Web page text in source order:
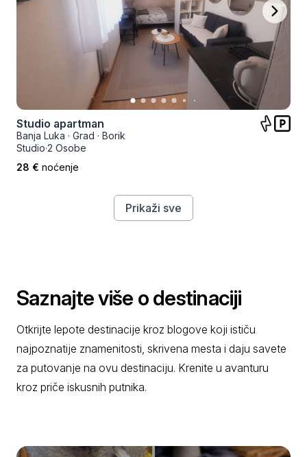
Studio apartman
Banja Luka · Grad · Borik
Studio·2 Osobe
28 € noćenje
Prikaži sve
Saznajte više o destinaciji
Otkrijte lepote destinacije kroz blogove koji ističu
najpoznatije znamenitosti, skrivena mesta i daju savete
za putovanje na ovu destinaciju. Krenite u avanturu
kroz priče iskusnih putnika.